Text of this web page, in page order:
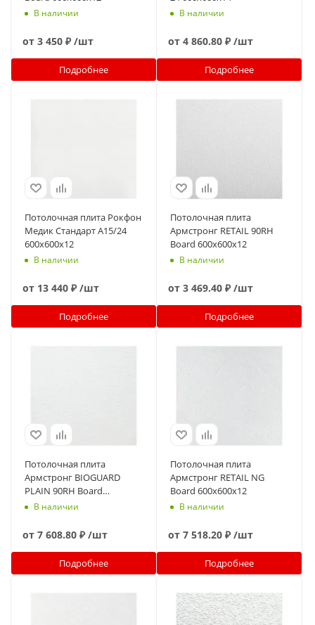
В наличии
от 3 450 ₽ /шт
Подробнее
В наличии
от 4 860.80 ₽ /шт
Подробнее
Потолочная плита Рокфон
Медик Стандарт A15/24
600x600x12
В наличии
от 13 440 ₽ /шт
Подробнее
Потолочная плита
Армстронг RETAIL 90RH
Board 600x600x12
В наличии
от 3 469.40 ₽ /шт
Подробнее
Потолочная плита
Армстронг BIOGUARD
PLAIN 90RH Board
600x600x12
В наличии
от 7 608.80 ₽ /шт
Подробнее
Потолочная плита
Армстронг RETAIL NG
Board 600x600x12
В наличии
от 7 518.20 ₽ /шт
Подробнее